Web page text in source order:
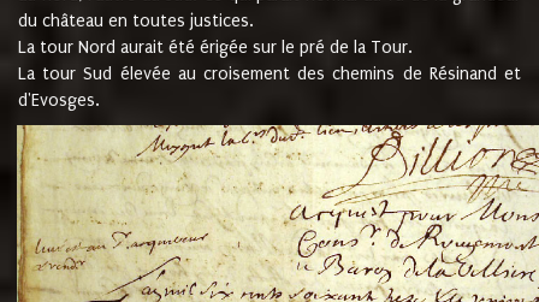
du château en toutes justices.
La tour Nord aurait été érigée sur le pré de la Tour.
La tour Sud élevée au croisement des chemins de Résinand et
d'Evosges.